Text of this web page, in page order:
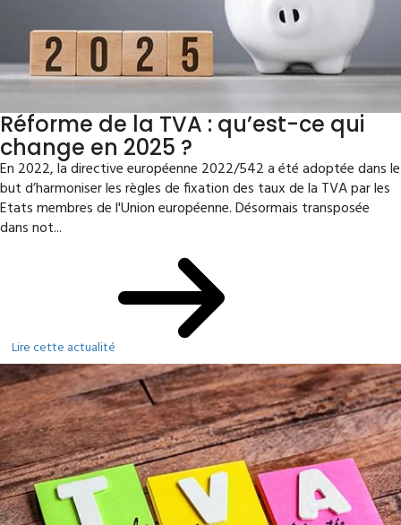
Réforme de la TVA : qu’est-ce qui
change en 2025 ?
En 2022, la directive européenne 2022/542 a été adoptée dans le
but d’harmoniser les règles de fixation des taux de la TVA par les
Etats membres de l'Union européenne. Désormais transposée
dans not...
Lire cette actualité